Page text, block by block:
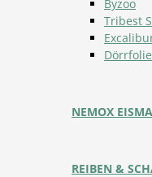
Byzoo
Tribest
NEMOX
REIBEN &